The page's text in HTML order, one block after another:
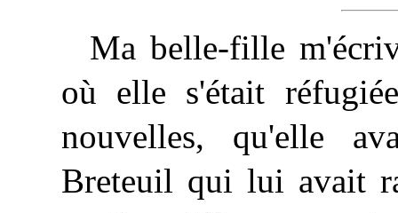
Ma belle-fille
où elle s'était
nouvelles, qu'elle
Breteuil qui lui avait